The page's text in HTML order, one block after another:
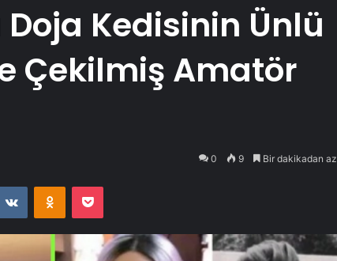
Kedisinin Ünlü
Çekilmiş Amatör
0 9 Bir dakikadan az
VKontakteOdnoklassniki
Pocket